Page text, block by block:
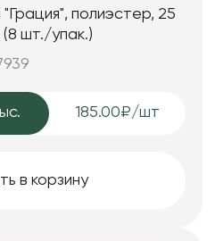
полиэстер, 25
шт./упак.)
185.00₽/шт
в корзину